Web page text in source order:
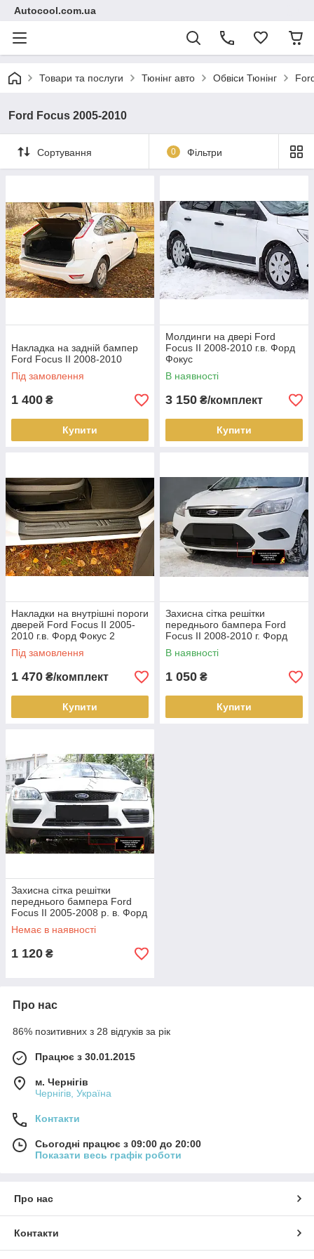
Autocool.com.ua
Товари та послуги Тюнінг авто Обвіси Тюнінг
Ford Focus 2005-2010
Сортування 0 Фільтри
Накладка на задній бампер
Ford Focus II 2008-2010
Під замовлення
1 400 ₴
Купити
Молдинги на двері Ford
Focus II 2008-2010 г.в. Форд
Фокус
В наявності
3 150 ₴/комплект
Купити
Накладки на внутрішні пороги
дверей Ford Focus II 2005-
2010 г.в. Форд Фокус 2
Під замовлення
1 470 ₴/комплект
Купити
Захисна сітка решітки
переднього бампера Ford
Focus II 2008-2010 г. Форд
Фокус
В наявності
1 050 ₴
Купити
Захисна сітка решітки
переднього бампера Ford
Focus II 2005-2008 р. в. Форд
Фокус
Немає в наявності
1 120 ₴
Про нас
86% позитивних з 28 відгуків за рік
Працює з 30.01.2015
м. Чернігів
Чернігів, Україна
Контакти
Сьогодні працює з 09:00 до 20:00
Показати весь графік роботи
Про нас
Контакти